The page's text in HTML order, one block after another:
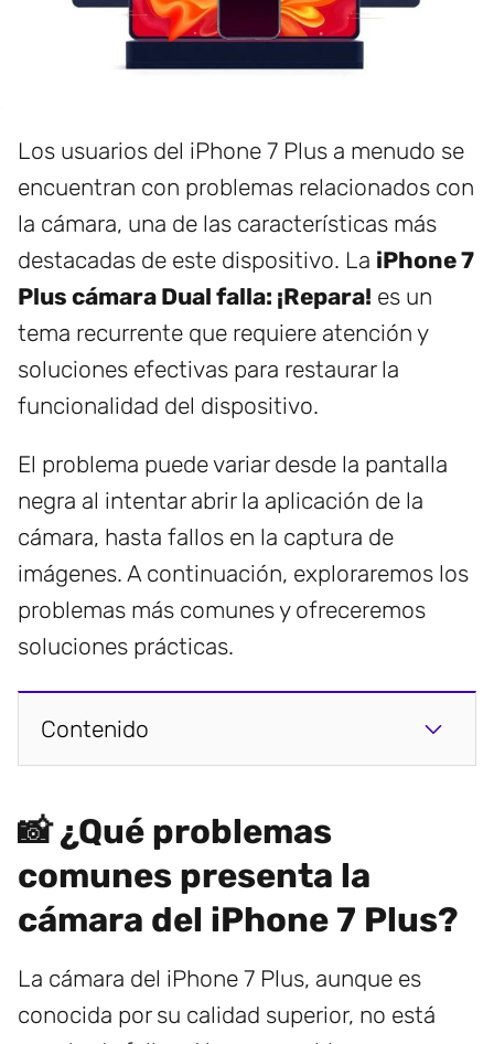
Los usuarios del iPhone 7 Plus a menudo se
encuentran con problemas relacionados con
la cámara, una de las características más
destacadas de este dispositivo. La iPhone 7
Plus cámara Dual falla: ¡Repara! es un
tema recurrente que requiere atención y
soluciones efectivas para restaurar la
funcionalidad del dispositivo.
El problema puede variar desde la pantalla
negra al intentar abrir la aplicación de la
cámara, hasta fallos en la captura de
imágenes. A continuación, exploraremos los
problemas más comunes y ofreceremos
soluciones prácticas.
Contenido
📸 ¿Qué problemas
comunes presenta la
cámara del iPhone 7 Plus?
La cámara del iPhone 7 Plus, aunque es
conocida por su calidad superior, no está